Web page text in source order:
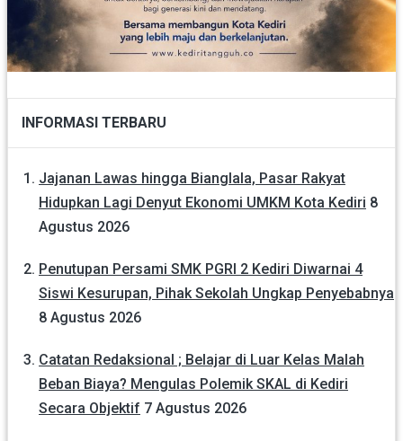
INFORMASI TERBARU
Jajanan Lawas hingga Bianglala, Pasar Rakyat
Hidupkan Lagi Denyut Ekonomi UMKM Kota Kediri 8
Agustus 2026
Penutupan Persami SMK PGRI 2 Kediri Diwarnai 4
Siswi Kesurupan, Pihak Sekolah Ungkap Penyebabnya
8 Agustus 2026
Catatan Redaksional ; Belajar di Luar Kelas Malah
Beban Biaya? Mengulas Polemik SKAL di Kediri
Secara Objektif 7 Agustus 2026